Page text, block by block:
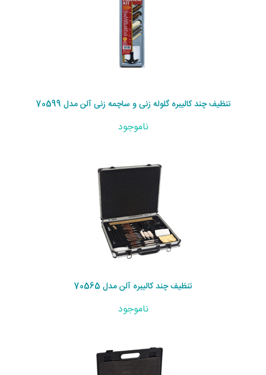
تنظیف چند کالیبره گلوله زنی و ساچمه زنی آلن مدل 70599
ناموجود
تنظیف چند کالیبره آلن مدل 70565
ناموجود